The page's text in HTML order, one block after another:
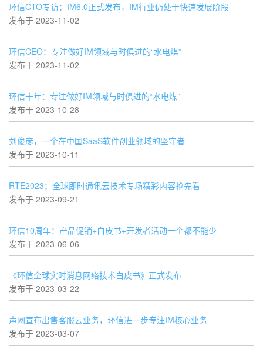
环信CTO专访：IM6.0正式发布，IM行业仍处于快速发展阶段
发布于 2023-11-02
环信CEO：专注做好IM领域与时俱进的“水电煤”
发布于 2023-11-02
环信十年：专注做好IM领域与时俱进的“水电煤”
发布于 2023-10-28
刘俊彦，一个在中国SaaS软件创业领域的坚守者
发布于 2023-10-11
RTE2023：全球即时通讯云技术专场精彩内容抢先看
发布于 2023-09-21
环信10周年：产品促销+白皮书+开发者活动一个都不能少
发布于 2023-06-06
《环信全球实时消息网络技术白皮书》正式发布
发布于 2023-03-22
声网宣布出售客服云业务，环信进一步专注IM核心业务
发布于 2023-03-07